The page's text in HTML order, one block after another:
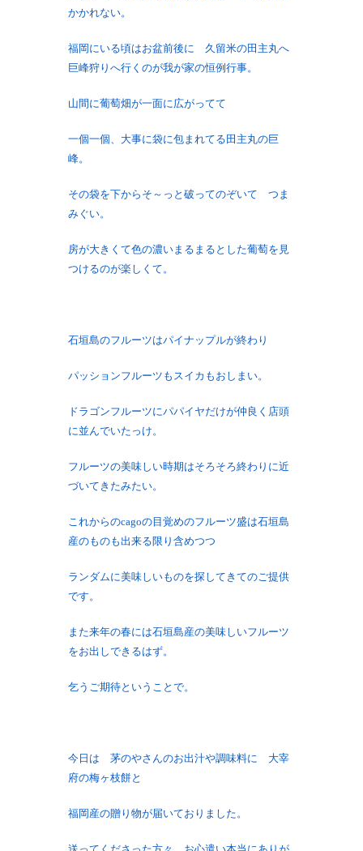
かかれない。
福岡にいる頃はお盆前後に 久留米の田主丸へ
巨峰狩りへ行くのが我が家の恒例行事。
山間に葡萄畑が一面に広がってて
一個一個、大事に袋に包まれてる田主丸の巨
峰。
その袋を下からそ～っと破ってのぞいて つま
みぐい。
房が大きくて色の濃いまるまるとした葡萄を見
つけるのが楽しくて。
石垣島のフルーツはパイナップルが終わり
パッションフルーツもスイカもおしまい。
ドラゴンフルーツにパパイヤだけが仲良く店頭
に並んでいたっけ。
フルーツの美味しい時期はそろそろ終わりに近
づいてきたみたい。
これからのcagoの目覚めのフルーツ盛は石垣島
産のものも出来る限り含めつつ
ランダムに美味しいものを探してきてのご提供
です。
また来年の春には石垣島産の美味しいフルーツ
をお出しできるはず。
乞うご期待ということで。
今日は 茅のやさんのお出汁や調味料に 大宰
府の梅ヶ枝餅と
福岡産の贈り物が届いておりました。
送ってくださった方々、お心遣い本当にありが